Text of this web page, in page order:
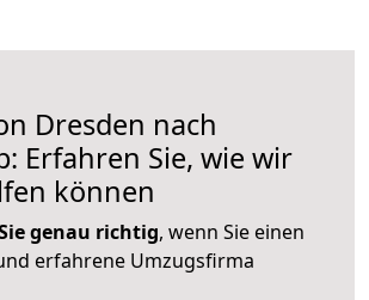
Dresden nach
Erfahren Sie, wie wir
können
genau richtig, wenn Sie einen
erfahrene Umzugsfirma